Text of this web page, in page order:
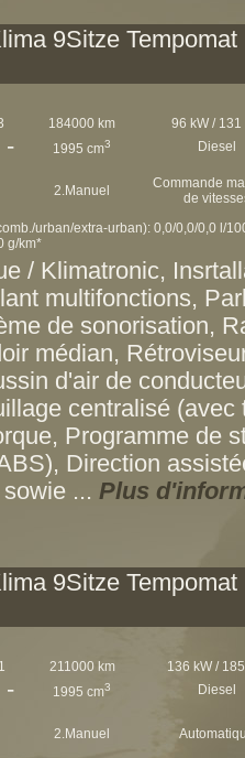
9Sitze Tempomat
184000 km 96 kW / 131
- 1995 cm3 Diesel
2.Manuel
Commande
de
urban/extra-urban): 0,0/0,0/0,0 l/
g/km*
/ Klimatronic,
multifonctions,
de sonorisation,
médian,
d'air de
centralisé (avec
Programme de
Direction
... Plus
9Sitze Tempomat
211000 km 136 kW /
- 1995 cm3 Diesel
2.Manuel